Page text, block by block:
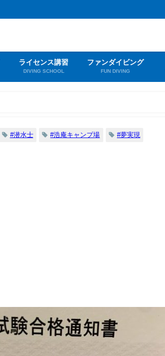
ライセンス講習
DIVING SCHOOL
ファンダイビング
FUN DIVING
#潜水士 #浩庵キャンプ場 #夢実現